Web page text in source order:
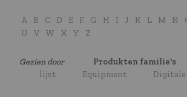
A B C D E F G H I J K L M N
U
V W X Y Z
Gezien door Produkten familie's
lijst
Equipment